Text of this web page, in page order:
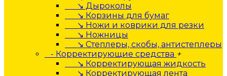
↘ Дыроколы
↘ Корзины для бумаг
↘ Ножи и коврики для резки
↘ Ножницы
↘ Степлеры, скобы, антистеплеры
- Корректирующие средства +
↘ Корректирующая жидкость
↘ Корректирующая лента